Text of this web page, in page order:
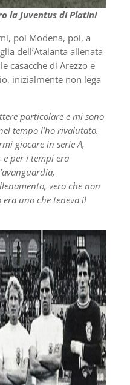
la Juventus di Platini
poi Modena, poi, a
dell’Atalanta allenata
casacche di Arezzo e
inizialmente non lega
particolare e mi sono
tempo l’ho rivalutato.
giocare in serie A,
per i tempi era
vero che non
uno che teneva il